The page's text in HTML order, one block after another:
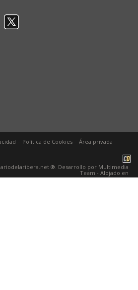
Política de Cookies Área privada
®. Desarrollo por Multimedia
Team - Alojado en